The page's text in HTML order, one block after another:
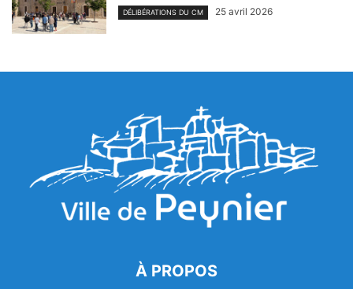
DÉLIBÉRATIONS DU CM 25 avril 2026
À PROPOS